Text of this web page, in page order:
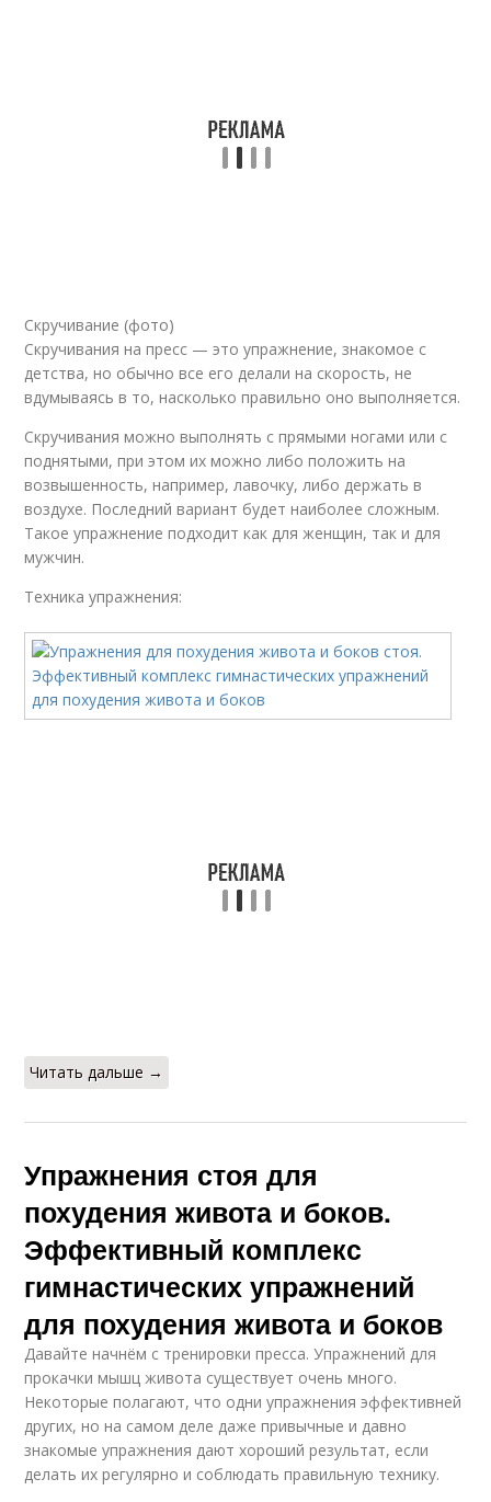
Скручивание (фото)
Скручивания на пресс — это упражнение, знакомое с
детства, но обычно все его делали на скорость, не
вдумываясь в то, насколько правильно оно выполняется.
Скручивания можно выполнять с прямыми ногами или с
поднятыми, при этом их можно либо положить на
возвышенность, например, лавочку, либо держать в
воздухе. Последний вариант будет наиболее сложным.
Такое упражнение подходит как для женщин, так и для
мужчин.
Техника упражнения:
Читать дальше →
Упражнения стоя для
похудения живота и боков.
Эффективный комплекс
гимнастических упражнений
для похудения живота и боков
Давайте начнём с тренировки пресса. Упражнений для
прокачки мышц живота существует очень много.
Некоторые полагают, что одни упражнения эффективней
других, но на самом деле даже привычные и давно
знакомые упражнения дают хороший результат, если
делать их регулярно и соблюдать правильную технику.